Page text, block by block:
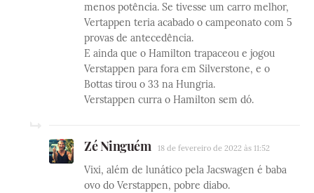
menos potência. Se tivesse um carro melhor,
Vertappen teria acabado o campeonato com 5
provas de antecedência.
E ainda que o Hamilton trapaceou e jogou
Verstappen para fora em Silverstone, e o
Bottas tirou o 33 na Hungria.
Verstappen curra o Hamilton sem dó.
Zé Ninguém 18 de fevereiro de 2022 às 11:52
Vixi, além de lunático pela Jacswagen é baba
ovo do Verstappen, pobre diabo.